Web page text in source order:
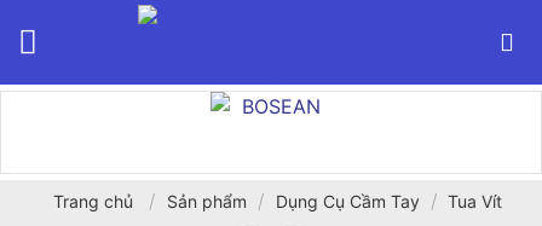
Trang chủ / Sản phẩm / Dụng Cụ Cầm Tay / Tua Vít